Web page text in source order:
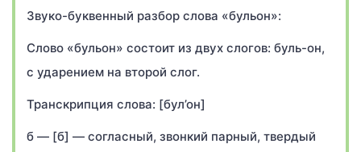
Звуко-буквенный разбор слова «бульон»:
Слово «бульон» состоит из двух слогов: буль-он,
с ударением на второй слог.
Транскрипция слова: [бул’он]
б — [б] — согласный, звонкий парный, твердый